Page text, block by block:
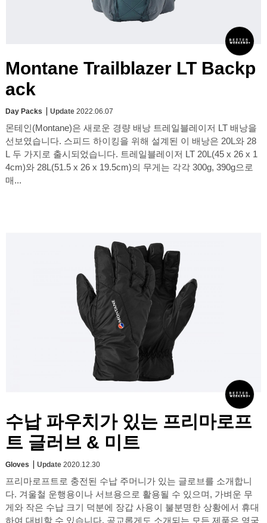
Montane Trailblazer LT Backp
ack
Day Packs Update 2022.06.07
몬테인(Montane)은 새로운 경량 배낭 트레일블레이저 LT 배낭을
선보였습니다. 스피드 하이킹을 위해 설계된 이 배낭은 20L와 28
L 두 가지로 출시되었습니다. 트레일블레이저 LT 20L(45 x 26 x 1
4cm)와 28L(51.5 x 26 x 19.5cm)의 무게는 각각 300g, 390g으로
매...
수납 파우치가 있는 프리마로프
트 글러브 & 미트
Gloves Update 2020.12.30
프리마로프트로 충전된 수납 주머니가 있는 글로브를 소개합니
다. 겨울철 운행용이나 서브용으로 활용될 수 있으며, 가벼운 무
게와 작은 수납 크기 덕분에 장갑 사용이 불분명한 상황에서 휴대
하여 대비할 수 있습니다. 공교롭게도 소개되는 모든 제품은 영국